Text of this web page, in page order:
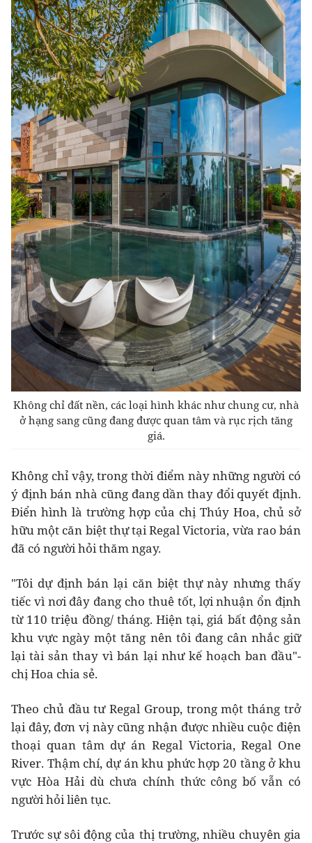
Không chỉ đất nền, các loại hình khác như chung cư, nhà
ở hạng sang cũng đang được quan tâm và rục rịch tăng
giá.
Không chỉ vậy, trong thời điểm này những người có
ý định bán nhà cũng đang dần thay đổi quyết định.
Điển hình là trường hợp của chị Thúy Hoa, chủ sở
hữu một căn biệt thự tại Regal Victoria, vừa rao bán
đã có người hỏi thăm ngay.
"Tôi dự định bán lại căn biệt thự này nhưng thấy
tiếc vì nơi đây đang cho thuê tốt, lợi nhuận ổn định
từ 110 triệu đồng/ tháng. Hiện tại, giá bất động sản
khu vực ngày một tăng nên tôi đang cân nhắc giữ
lại tài sản thay vì bán lại như kế hoạch ban đầu"-
chị Hoa chia sẻ.
Theo chủ đầu tư Regal Group, trong một tháng trở
lại đây, đơn vị này cũng nhận được nhiều cuộc điện
thoại quan tâm dự án Regal Victoria, Regal One
River. Thậm chí, dự án khu phức hợp 20 tầng ở khu
vực Hòa Hải dù chưa chính thức công bố vẫn có
người hỏi liên tục.
Trước sự sôi động của thị trường, nhiều chuyên gia